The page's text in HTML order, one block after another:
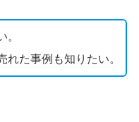
。
れた事例も知りたい。